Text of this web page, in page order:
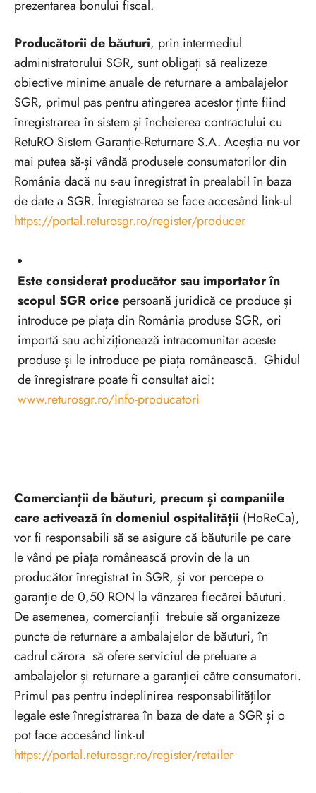
prezentarea bonului fiscal.
Producătorii de băuturi, prin intermediul
administratorului SGR, sunt obligați să realizeze
obiective minime anuale de returnare a ambalajelor
SGR, primul pas pentru atingerea acestor ținte fiind
înregistrarea în sistem și încheierea contractului cu
RetuRO Sistem Garanție-Returnare S.A. Aceștia nu vor
mai putea să-și vândă produsele consumatorilor din
România dacă nu s-au înregistrat în prealabil în baza
de date a SGR. Înregistrarea se face accesând link-ul
https://portal.returosgr.ro/register/producer
Este considerat producător sau importator în
scopul SGR orice persoană juridică ce produce și
introduce pe piața din România produse SGR, ori
importă sau achiziționează intracomunitar aceste
produse și le introduce pe piața românească. Ghidul
de înregistrare poate fi consultat aici:
www.returosgr.ro/info-producatori
Comercianții de băuturi, precum și companiile
care activează în domeniul ospitalității (HoReCa),
vor fi responsabili să se asigure că băuturile pe care
le vând pe piața românească provin de la un
producător înregistrat în SGR, și vor percepe o
garanție de 0,50 RON la vânzarea fiecărei băuturi.
De asemenea, comercianții trebuie să organizeze
puncte de returnare a ambalajelor de băuturi, în
cadrul cărora să ofere serviciul de preluare a
ambalajelor și returnare a garanției către consumatori.
Primul pas pentru indeplinirea responsabilităților
legale este înregistrarea în baza de date a SGR și o
pot face accesând link-ul
https://portal.returosgr.ro/register/retailer